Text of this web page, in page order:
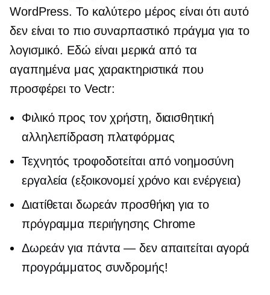
WordPress. Το καλύτερο μέρος είναι ότι αυτό
δεν είναι το πιο συναρπαστικό πράγμα για το
λογισμικό. Εδώ είναι μερικά από τα
αγαπημένα μας χαρακτηριστικά που
προσφέρει το Vectr:
Φιλικό προς τον χρήστη, διαισθητική
αλληλεπίδραση πλατφόρμας
Τεχνητόςτροφοδοτείται από νοημοσύνη
εργαλεία (εξοικονομεί χρόνο και ενέργεια)
Διατίθεται δωρεάν προσθήκη για το
πρόγραμμα περιήγησης Chrome
Δωρεάν για πάντα — δεν απαιτείται αγορά
προγράμματος συνδρομής!